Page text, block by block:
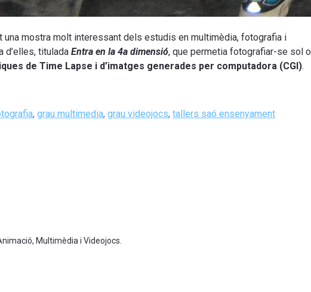
una mostra molt interessant dels estudis en multimèdia, fotografia i
d’elles, titulada Entra en la 4a dimensió, que permetia fotografiar-se sol o
de Time Lapse i d’imatges generades per computadora (CGI).
, grau multimedia, grau videojocs, tallers saó ensenyament
Multimèdia i Videojocs.